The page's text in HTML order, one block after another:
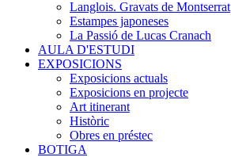
Langlois. Gravats de Montserrat
Estampes japoneses
La Passió de Lucas Cranach
AULA D'ESTUDI
EXPOSICIONS
Exposicions actuals
Exposicions en projecte
Art itinerant
Històric
Obres en préstec
BOTIGA